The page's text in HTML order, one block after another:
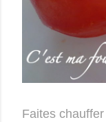
Faites chauffer